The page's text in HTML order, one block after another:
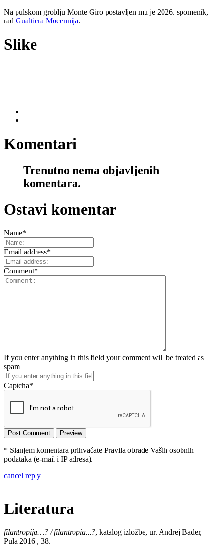
Na pulskom groblju Monte Giro postavljen mu je 2026. spomenik,
rad Gualtiera Mocennija.
Slike
Komentari
Trenutno nema objavljenih
komentara.
Ostavi komentar
Name*
Email address*
Comment*
If you enter anything in this field your comment will be treated as
spam
Captcha*
* Slanjem komentara prihvaćate Pravila obrade Vaših osobnih
podataka (e-mail i IP adresa).
cancel reply
Literatura
filantropija…? / filantropia...?, katalog izložbe, ur. Andrej Bader,
Pula 2016., 38.